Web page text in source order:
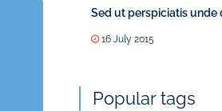
Sed ut perspiciatis unde
16 July 2015
Popular tags